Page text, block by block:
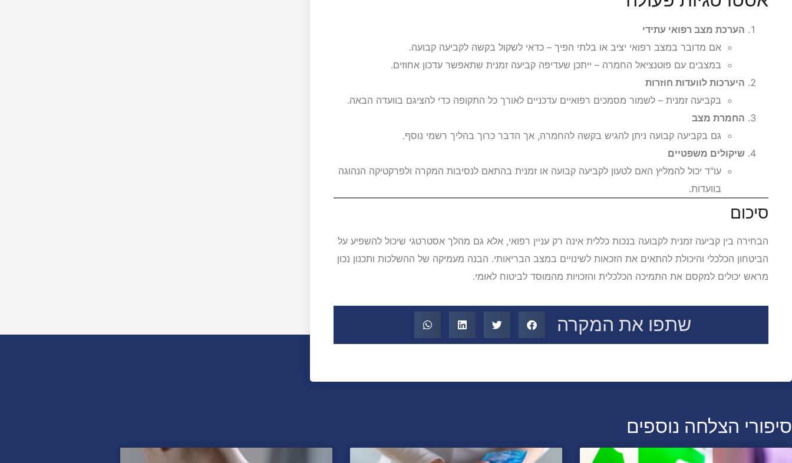
הערכת מצב רפואי עתידי
אם מדובר במצב רפואי יציב או בלתי הפיך – כדאי לשקול בקשה לקביעה קבועה.
במצבים עם פוטנציאל החמרה – ייתכן שעדיפה קביעה זמנית שתאפשר עדכון אחוזים.
היערכות לוועדות חוזרות
בקביעה זמנית – לשמור מסמכים רפואיים עדכניים לאורך כל התקופה כדי להציגם בוועדה הבאה.
החמרת מצב
גם בקביעה קבועה ניתן להגיש בקשה להחמרה, אך הדבר כרוך בהליך רשמי נוסף.
שיקולים משפטיים
עו"ד יכול להמליץ האם לטעון לקביעה קבועה או זמנית בהתאם לנסיבות המקרה ולפרקטיקה הנהוגה
בוועדות.
סיכום
הבחירה בין קביעה זמנית לקבועה בנכות כללית אינה רק עניין רפואי, אלא גם מהלך אסטרטגי שיכול להשפיע על
הביטחון הכלכלי והיכולת להתאים את הזכאות לשינויים במצב הבריאותי. הבנה מעמיקה של ההשלכות ותכנון נכון
מראש יכולים למקסם את התמיכה הכלכלית והזכויות מהמוסד לביטוח לאומי.
שתפו את המקרה
סיפורי הצלחה נוספים